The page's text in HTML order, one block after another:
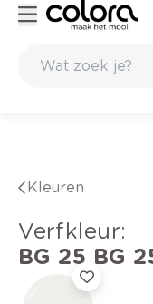
Kleuren
verfkleur:
BG 25 BG